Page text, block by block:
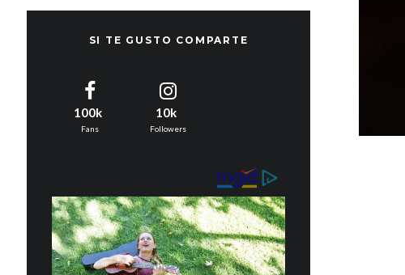
SI TE GUSTO COMPARTE
100k
Fans
10k
Followers